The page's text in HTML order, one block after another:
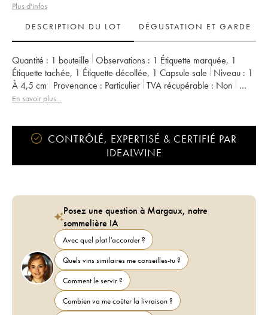
Plus d'infos
DESCRIPTION DU LOT
DÉGUSTATION ET GARDE
Quantité : 1 bouteille Observations : 1 Étiquette marquée, 1
Étiquette tachée, 1 Étiquette décollée, 1 Capsule sale Niveau : 1
À 4,5 cm
Provenance : particulier TVA récupérable :
non
Région :
Bourgogne
En savoir plus...
CONTRÔLÉ, EXPERTISÉ & CERTIFIÉ PAR
IDEALWINE
Posez une question à Margaux, notre
sommelière IA
Avec quel plat l'accorder ?
Quels vins similaires me conseilles-tu ?
Comment le servir ?
Combien va me coûter la livraison ?